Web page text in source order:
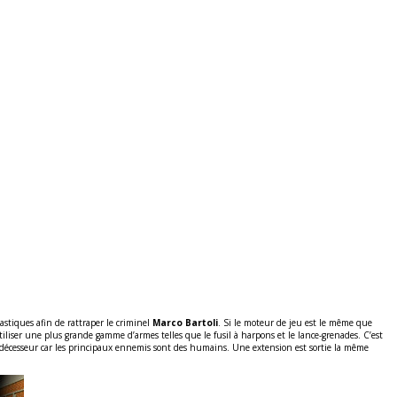
afin de rattraper le criminel Marco Bartoli . Si le moteur de jeu est le même que
une plus grande gamme d’armes telles que le fusil à harpons et le lance-grenades. C’est
car les principaux ennemis sont des humains. Une extension est sortie la même